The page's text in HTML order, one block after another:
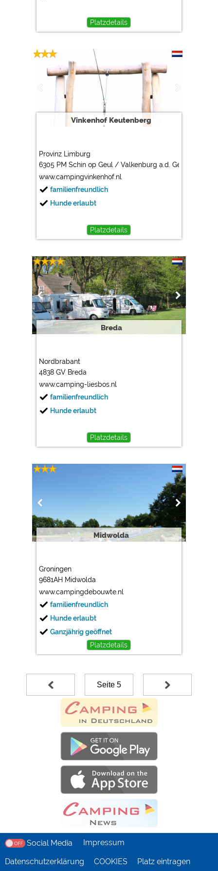
Platzdetails
Vinkenhof Keutenberg
Provinz Limburg
6305 PM Schin op Geul / Valkenburg a.d. Geul
www.campingvinkenhof.nl
familienfreundlich
Hunde erlaubt
Platzdetails
Breda
Nordbrabant
4838 GV Breda
www.camping-liesbos.nl
familienfreundlich
Hunde erlaubt
Platzdetails
Midwolda
Groningen
9681AH Midwolda
www.campingdebouwte.nl
familienfreundlich
Hunde erlaubt
Ganzjährig geöffnet
Platzdetails
Seite 5
Social Media Impressum
Datenschutzerklärung COOKIES Platz eintragen